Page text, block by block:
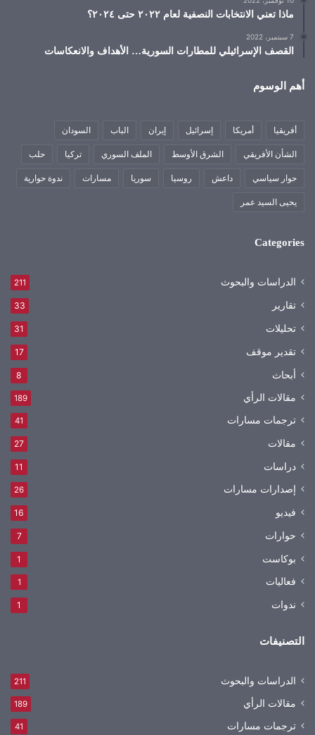
ماذا تعني الانتخابات النصفية لعام ٢٠٢٢ حتى ٢٠٢٤؟
7 سبتمبر، 2022
القصف الإسرائيلي للمطارات السورية… الأهداف والانعكاسات
أهم الوسوم
أفريقيا أمريكا إسرائيل إيران الباب السودان
الشأن الأفريقي الشرق الأوسط الملف السوري تركيا حلب
حوار سياسي داعش روسيا سوريا مسارات ندوة حوارية
يحيى السيد عمر
Categories
الدراسات والبحوث 211
تقارير 33
تحليلات 31
تقدير موقف 17
أبحاث 8
مقالات الرأي 189
ترجمات مسارات 41
مقالات 27
دراسات 11
إصدارات مسارات 26
فيديو 16
حوارات 7
بوكاست 1
فعاليات 1
ندوات 1
التصنيفات
الدراسات والبحوث 211
مقالات الرأي 189
ترجمات مسارات 41